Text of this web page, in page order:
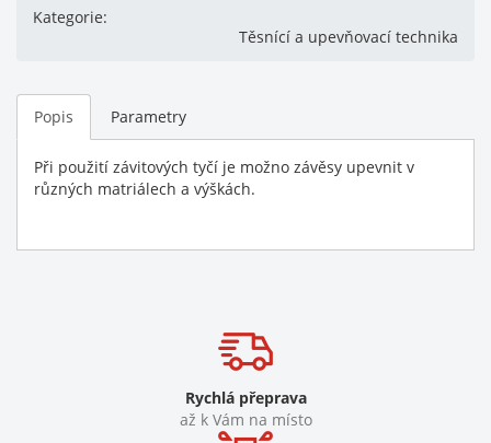
Kategorie:
Těsnící a upevňovací technika
Popis Parametry
Při použití závitových tyčí je možno závěsy upevnit v
různých matriálech a výškách.
Rychlá přeprava
až k Vám na místo